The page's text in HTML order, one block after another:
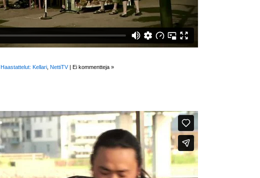
Haastattelut: Kellari, NettiTV| Ei kommentteja »